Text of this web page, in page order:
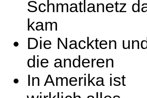
Schmatlanetz
kam
Die Nackten und
die anderen
In Amerika ist